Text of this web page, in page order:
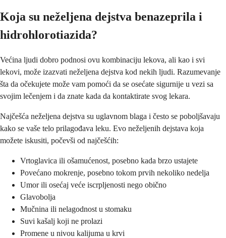
Koja su neželjena dejstva benazeprila i
hidrohlorotiazida?
Većina ljudi dobro podnosi ovu kombinaciju lekova, ali kao i svi
lekovi, može izazvati neželjena dejstva kod nekih ljudi. Razumevanje
šta da očekujete može vam pomoći da se osećate sigurnije u vezi sa
svojim lečenjem i da znate kada da kontaktirate svog lekara.
Najčešća neželjena dejstva su uglavnom blaga i često se poboljšavaju
kako se vaše telo prilagođava leku. Evo neželjenih dejstava koja
možete iskusiti, počevši od najčešćih:
Vrtoglavica ili ošamućenost, posebno kada brzo ustajete
Povećano mokrenje, posebno tokom prvih nekoliko nedelja
Umor ili osećaj veće iscrpljenosti nego obično
Glavobolja
Mučnina ili nelagodnost u stomaku
Suvi kašalj koji ne prolazi
Promene u nivou kalijuma u krvi